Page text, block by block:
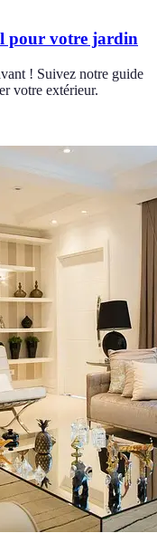
pour votre jardin
! Suivez notre guide
votre extérieur.